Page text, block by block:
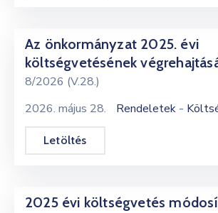
Az önkormányzat 2025. évi
költségvetésének
8/2026 (V.28.)
2026. május 28.
Rendeletek -
Letöltés
2025 évi költségvetés